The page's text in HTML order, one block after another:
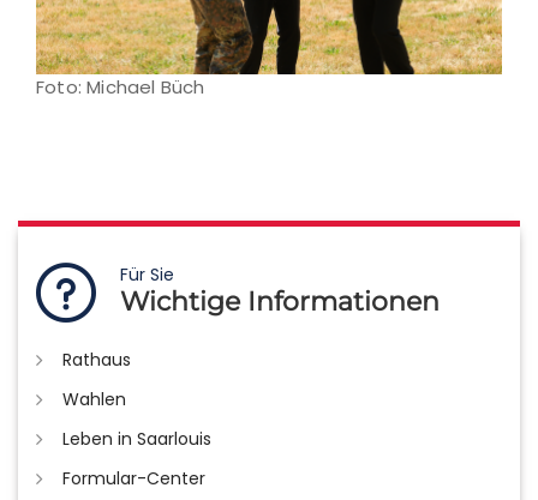
Foto: Michael Büch
Für Sie
Wichtige Informationen
Rathaus
Wahlen
Leben in Saarlouis
Formular-Center